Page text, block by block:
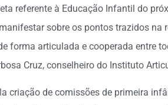
referente à Educação Infantil do
sobre os pontos trazidos na
forma articulada e cooperada entre
Cruz, conselheiro do Instituto
criação de comissões de primeira